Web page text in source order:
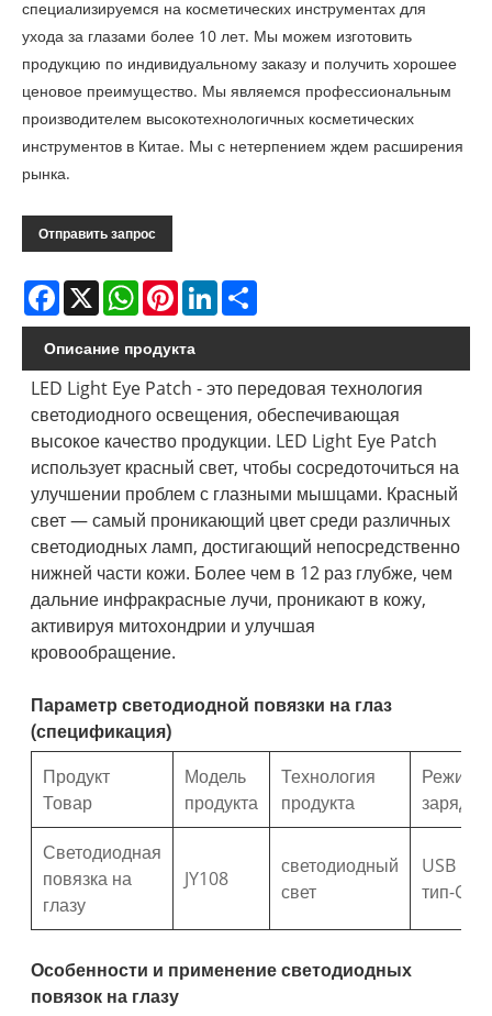
специализируемся на косметических инструментах для
ухода за глазами более 10 лет. Мы можем изготовить
продукцию по индивидуальному заказу и получить хорошее
ценовое преимущество. Мы являемся профессиональным
производителем высокотехнологичных косметических
инструментов в Китае. Мы с нетерпением ждем расширения
рынка.
Отправить запрос
Facebook
X WhatsAppPinterestLinkedIn
Описание продукта
LED Light Eye Patch - это передовая технология
светодиодного освещения, обеспечивающая
высокое качество продукции. LED Light Eye Patch
использует красный свет, чтобы сосредоточиться на
улучшении проблем с глазными мышцами. Красный
свет — самый проникающий цвет среди различных
светодиодных ламп, достигающий непосредственно
нижней части кожи. Более чем в 12 раз глубже, чем
дальние инфракрасные лучи, проникают в кожу,
активируя митохондрии и улучшая
кровообращение.
Параметр светодиодной повязки на глаз
(спецификация)
Продукт
Товар
Модель
продукта
Технология
продукта
Режим
зарядки
Светодиодная
повязка на
глазу
JY108
светодиодный
свет
USB
тип-C
Особенности и применение светодиодных
повязок на глазу